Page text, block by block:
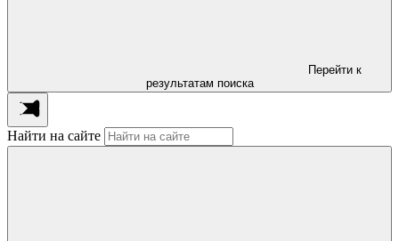
Перейти к
результатам поиска
Найти на сайте